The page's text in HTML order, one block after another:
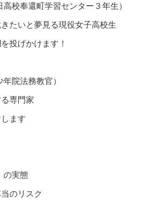
高校奉還町学習センター３年生）
たいと夢見る現役女子高校生
投げかけます！
年院法務教官）
専門家
ます
の実態
のリスク